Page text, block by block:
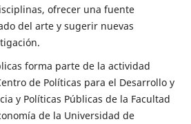
ofrecer una fuente
del arte y sugerir nuevas
forma parte de la actividad
de Políticas para el Desarrollo y
y Políticas Públicas de la Facultad
de la Universidad de